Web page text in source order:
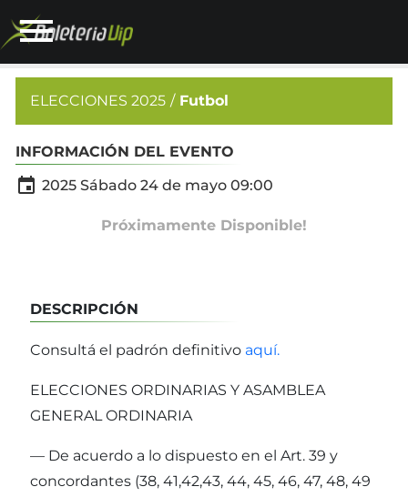
ELECCIONES 2025 Futbol
INFORMACIÓN DEL EVENTO
 2025 Sábado 24 de mayo 09:00
Próximamente Disponible!
DESCRIPCIÓN
Consultá el padrón definitivo aquí.
ELECCIONES ORDINARIAS Y ASAMBLEA
GENERAL ORDINARIA
— De acuerdo a lo dispuesto en el Art. 39 y
concordantes (38, 41,42,43, 44, 45, 46, 47, 48, 49